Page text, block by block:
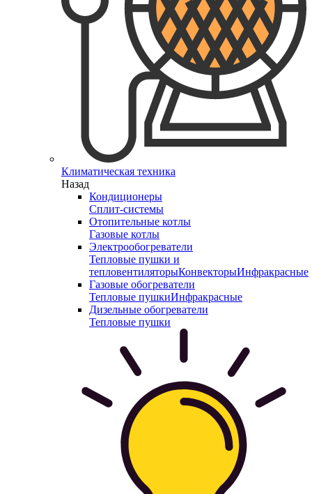
Климатическая техника
Назад
Кондиционеры
Сплит-системы
Отопительные котлы
Газовые котлы
Электрообогреватели
Тепловые пушки и
тепловентиляторыКонвекторыИнфракрасные
Газовые обогреватели
Тепловые пушкиИнфракрасные
Дизельные обогреватели
Тепловые пушки